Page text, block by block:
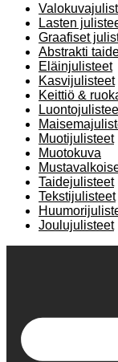
Lasten
Graafiset
Abstrakti
Eläinjulisteet
Kasvijulisteet
Keittiö &
Muotijulisteet
Muotokuva
Taidejulisteet
Tekstijulisteet
Joulujulisteet